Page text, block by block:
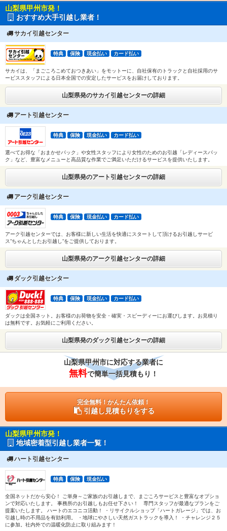
山梨県甲州市発！
おすすめ大手引越し業者！
サカイ引越センター
特典 保険 現金払い カード払い
サカイは、「まごころこめておつきあい」をモットーに、自社保有のトラックと自社採用のサ
ービススタッフによる日本全国での安定したサービスをお届けしております。
山梨県発のサカイ引越センターの詳細
アート引越センター
特典 保険 現金払い カード払い
選べてお得な「おまかせパック」や女性スタッフにより女性のためのお引越「レディースパッ
ク」など、豊富なメニューと高品質な作業でご満足いただけるサービスを提供いたします。
山梨県発のアート引越センターの詳細
アーク引越センター
特典 保険 現金払い カード払い
アーク引越センターでは、お客様に新しい生活を快適にスタートして頂けるお引越しサービ
ス”ちゃんとしたお引越し”をご提供しております。
山梨県発のアーク引越センターの詳細
ダック引越センター
特典 保険 現金払い カード払い
ダックは全国ネット。お客様のお荷物を安全・確実・スピーディーにお運びします。お見積り
は無料です。お気軽にご利用ください。
山梨県発のダック引越センターの詳細
山梨県甲州市に対応する業者に
無料で簡単一括見積もり！
完全無料！かんたん依頼！
引越し見積もりをする
山梨県甲州市発！
地域密着型引越し業者一覧！
ハート引越センター
特典 保険 現金払い
全国ネットだから安心！ ご単身～ご家族のお引越しまで、まごころサービスと豊富なオプショ
ンで対応いたします。 事務所のお引越しもお任せ下さい！ 専門スタッフが最適なプランをご
提案いたします。 ハートのエコニコ活動！ ・リサイクルショップ「ハートガレージ」では、お
引越し時の不用品を有効利用。 ・地球にやさしい天然ガストラックを導入！ ・チャレンジ２５
に参加。社内外での温暖化防止に取り組みます！